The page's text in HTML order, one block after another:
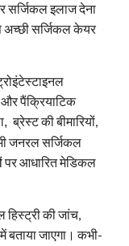
सर्जिकल इलाज देना
अच्छी सर्जिकल केयर
और पैंक्रियाटिक
ब्रेस्ट की बीमारियों,
जनरल सर्जिकल
पर आधारित मेडिकल
की जांच,
जाएगा। कभी-